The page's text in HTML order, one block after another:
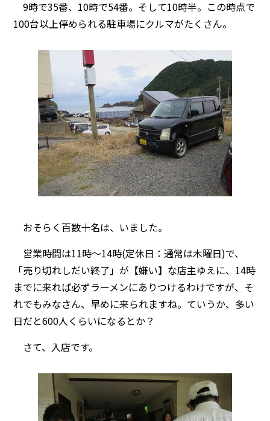
9時で35番、10時で54番。そして10時半。この時点で
100台以上停められる駐車場にクルマがたくさん。
おそらく百数十名は、いました。
営業時間は11時～14時(定休日：通常は木曜日)で、
「売り切れしだい終了」が【嫌い】な店主ゆえに、14時
までに来れば必ずラーメンにありつけるわけですが、そ
れでもみなさん、早めに来られますね。ていうか、多い
日だと600人くらいになるとか？
さて、入店です。